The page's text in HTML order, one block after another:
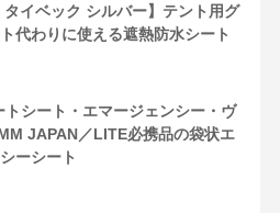
タイベック シルバー】テント用グ
代わりに使える遮熱防水シート
トシート・エマージェンシー・ヴ
JAPAN／LITE必携品の袋状エ
ーシート